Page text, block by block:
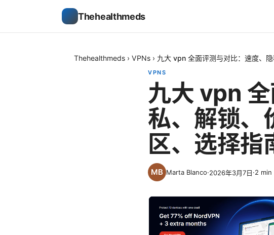
Thehealthmeds
Thehealthmeds › VPNs › 九大 vpn 全面评测与对比：速度、
VPNS
九大 vpn
私、解锁、
区、选择指
Marta Blanco·2026年3月7日·2 min